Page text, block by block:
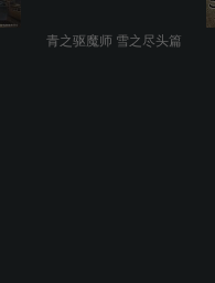
青之驱魔师 雪之尽头篇